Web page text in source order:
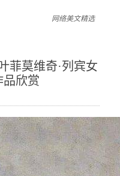
网络美文精选
菲莫维奇·列宾女
品欣赏